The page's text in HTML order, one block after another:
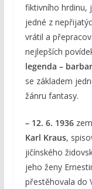
fiktivního hrdinu,
jedné z
vrátil a
nejlepších
legenda –
se základem
žánru fantasy.
– 12. 6. 1936
Karl Kraus,
jičínského
jeho ženy
přestěhovala do